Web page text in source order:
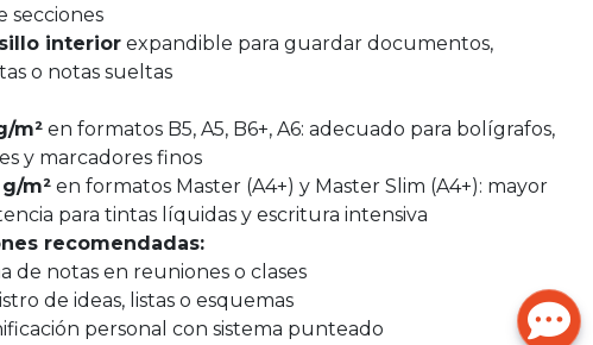
secciones
interior expandible para guardar documentos,
o notas sueltas
m² en formatos B5, A5, B6+, A6: adecuado para bolígrafos,
y marcadores finos
g/m² en formatos Master (A4+) y Master Slim (A4+): mayor
para tintas líquidas y escritura intensiva
recomendadas:
de notas en reuniones o clases
de ideas, listas o esquemas
personal con sistema punteado